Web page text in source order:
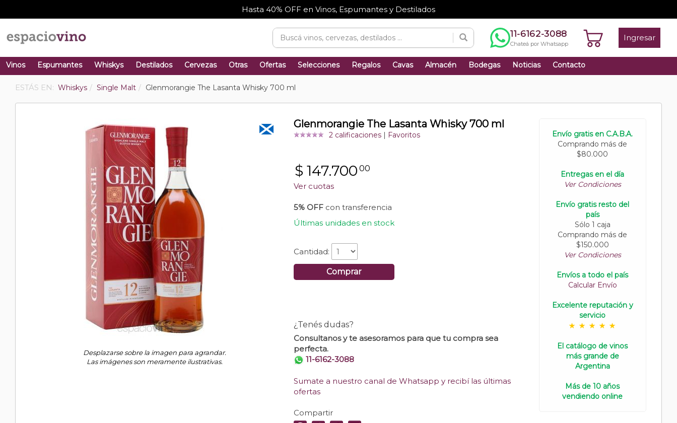
Hasta 40% OFF en Vinos, Espumantes y Destilados
11-6162-3088
Chateá por Whatsapp
Ingresar
Vinos Espumantes Whiskys Destilados Cervezas Otras Ofertas Selecciones Regalos Cavas Almacén Bodegas Noticias Contacto
ESTÁS EN: Whiskys Single Malt Glenmorangie The Lasanta Whisky 700 ml
Desplazarse sobre la imagen para agrandar.
Las imágenes son meramente ilustrativas.
Glenmorangie The Lasanta Whisky 700 ml
2 calificaciones| Favoritos
$ 147.700 00
Ver cuotas
5% OFFcon transferencia
Últimas unidades en stock
Cantidad:
Comprar
¿Tenés dudas?
Consultanos y te asesoramos para que tu compra sea
perfecta.
11-6162-3088
Sumate a nuestro canal de Whatsapp y recibí las últimas
ofertas
Compartir
Envío gratis en C.A.B.A.
Comprando más de
$80.000
Entregas en el día
Ver Condiciones
Envío gratis resto del
país
Sólo 1 caja
Comprando más de
$150.000
Ver Condiciones
Envíos a todo el país
Calcular Envío
Excelente reputación y
servicio
El catálogo de vinos
más grande de
Argentina
Más de 10 años
vendiendo online